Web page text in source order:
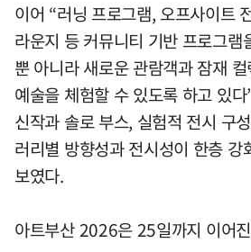
이어 “러닝 프로그램, 오프사이트
라운지 등 커뮤니티 기반 프로그램
뿐 아니라 새로운 관람객과 잠재
예술을 체험할 수 있도록 하고 있
신작과 솔로 부스, 실험적 전시 구
러리별 방향성과 전시성이 한층 강
보였다.
아트부산 2026은 25일까지 이어